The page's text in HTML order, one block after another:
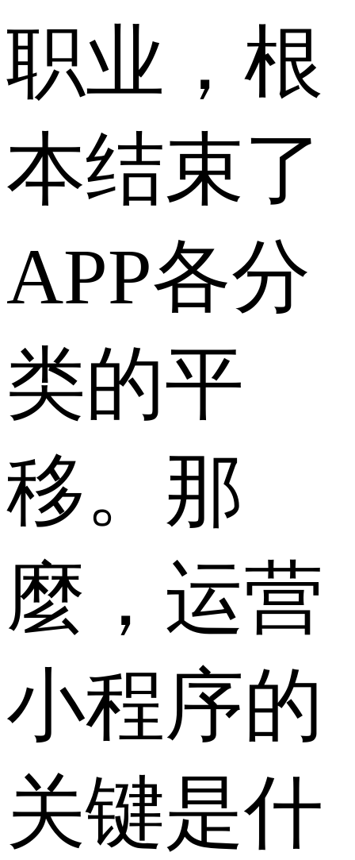
职业，根
本结束了
APP各分
类的平
移。那
麼，运营
小程序的
关键是什